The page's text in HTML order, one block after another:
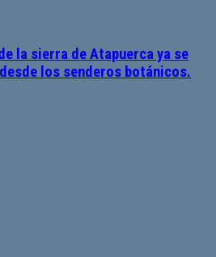
la sierra de Atapuerca ya se
los senderos botánicos.